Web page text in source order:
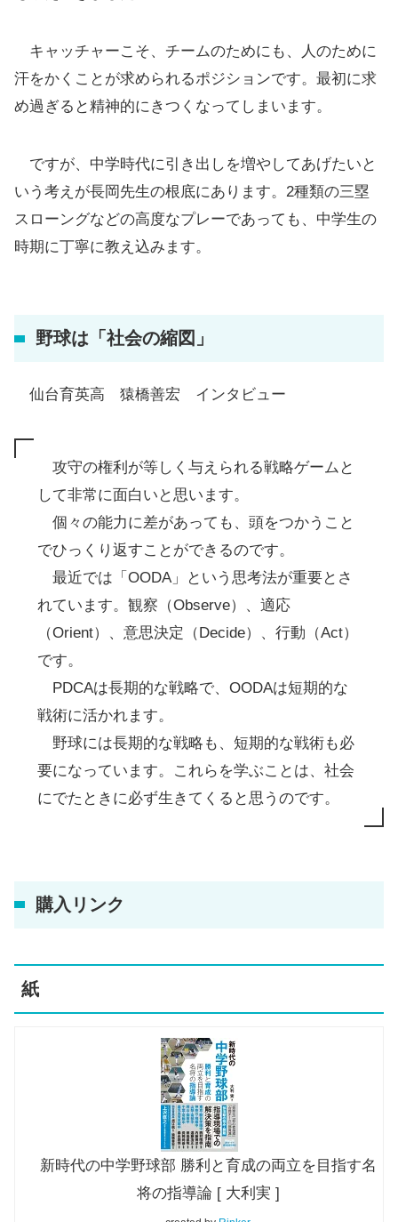
キャッチャーこそ、チームのためにも、人のために
汗をかくことが求められるポジションです。最初に求
め過ぎると精神的にきつくなってしまいます。
ですが、中学時代に引き出しを増やしてあげたいと
いう考えが長岡先生の根底にあります。2種類の三塁
スローングなどの高度なプレーであっても、中学生の
時期に丁寧に教え込みます。
野球は「社会の縮図」
仙台育英高 猿橋善宏 インタビュー
攻守の権利が等しく与えられる戦略ゲームと
して非常に面白いと思います。
個々の能力に差があっても、頭をつかうこと
でひっくり返すことができるのです。
最近では「OODA」という思考法が重要とさ
れています。観察（Observe）、適応
（Orient）、意思決定（Decide）、行動（Act）
です。
PDCAは長期的な戦略で、OODAは短期的な
戦術に活かれます。
野球には長期的な戦略も、短期的な戦術も必
要になっています。これらを学ぶことは、社会
にでたときに必ず生きてくると思うのです。
購入リンク
紙
新時代の中学野球部 勝利と育成の両立を目指す名
将の指導論 [ 大利実 ]